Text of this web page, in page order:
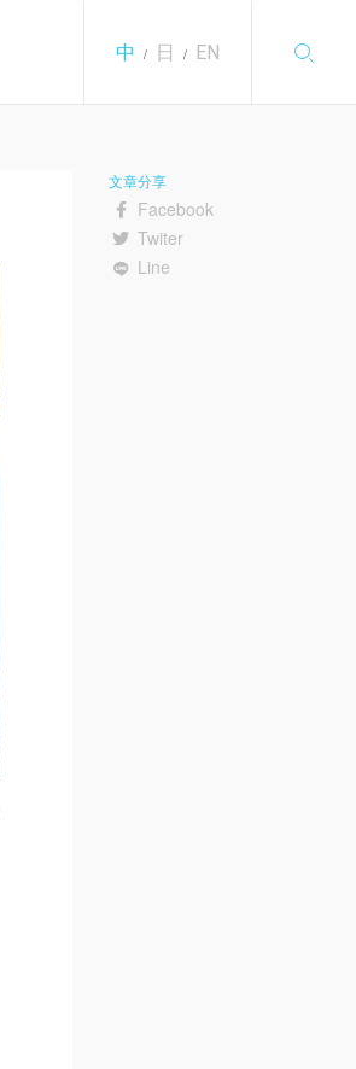
中 / 日 / EN
文章分享
Facebook
Twiter
Line